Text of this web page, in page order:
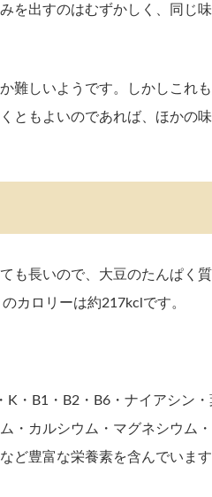
を出すのはむずかしく、同じ
難しいようです。しかしこれ
ともよいのであれば、ほかの
も長いので、大豆のたんぱく質
カロリーは約217kclです。
・B1・B2・B6・ナイアシン
・カルシウム・マグネシウム・
ど豊富な栄養素を含んでいます